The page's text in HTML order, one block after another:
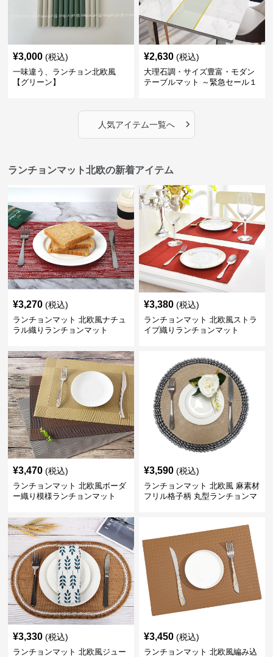
¥3,000 (税込)
一味違う、ランチョン北欧風
【グリーン】
¥2,630 (税込)
大理石調・サイズ豊富・モダン
テーブルマット ～緊急セール１
人気アイテム一覧へ ›
ランチョンマット北欧の新着アイテム
¥3,270 (税込)
ランチョンマット 北欧風ナチュ
ラル織りランチョンマット
¥3,380 (税込)
ランチョンマット 北欧風ストラ
イプ織りランチョンマット
¥3,470 (税込)
ランチョンマット 北欧風ボーダ
ー織り模様ランチョンマット
¥3,590 (税込)
ランチョンマット 北欧風 麻素材
フリル格子柄 丸型ランチョンマ
¥3,330 (税込)
ランチョンマット 北欧風ジュー
¥3,450 (税込)
ランチョンマット 北欧風編み込